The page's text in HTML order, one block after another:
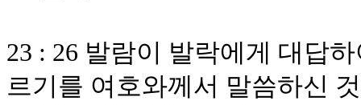
23 : 26 발람이 발락에게 대답
르기를 여호와께서 말씀하신